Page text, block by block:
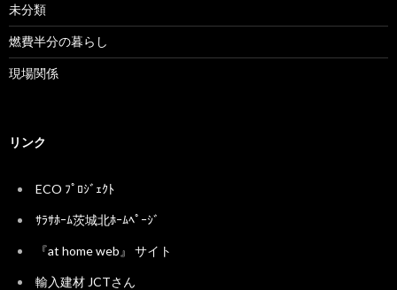
未分類
燃費半分の暮らし
現場関係
リンク
ECO ﾌﾟﾛｼﾞｪｸﾄ
ｻﾗｻﾎｰﾑ茨城北ﾎｰﾑﾍﾟｰｼﾞ
『at home web』 サイト
輸入建材 JCTさん